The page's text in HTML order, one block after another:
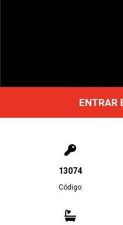
ENTRAR
13074
Código